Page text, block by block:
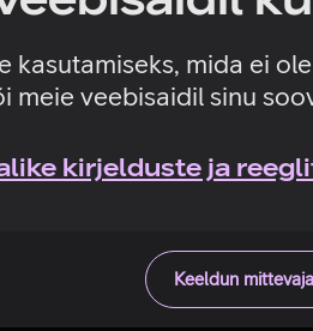
kasutamiseks, mida ei
veebisaidil sinu
kirjelduste ja
Keeldun